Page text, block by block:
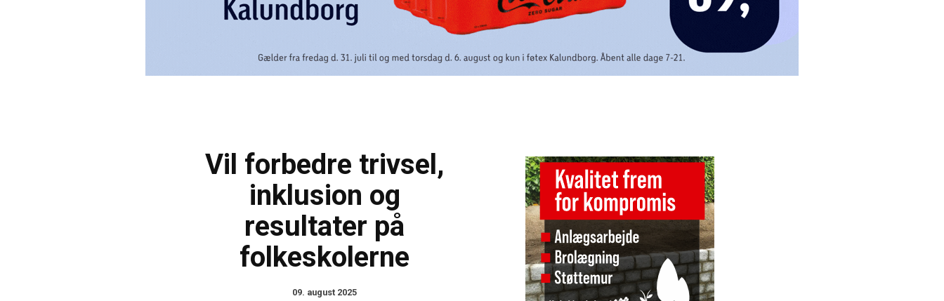
Vil forbedre trivsel,
inklusion og
resultater på
folkeskolerne
09. august 2025